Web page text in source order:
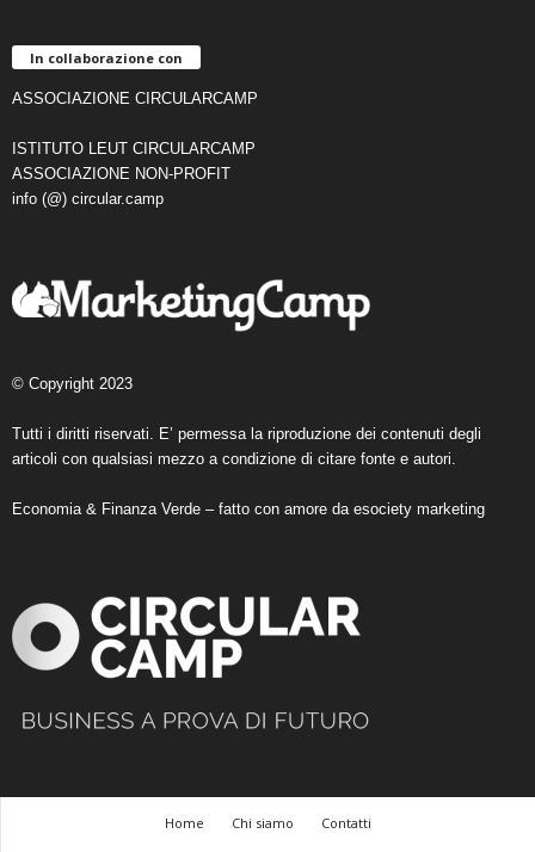
In collaborazione con
ASSOCIAZIONE CIRCULARCAMP
ISTITUTO LEUT CIRCULARCAMP
ASSOCIAZIONE NON-PROFIT
info (@) circular.camp
© Copyright 2023
Tutti i diritti riservati. E’ permessa la riproduzione dei contenuti degli
articoli con qualsiasi mezzo a condizione di citare fonte e autori.
Economia & Finanza Verde – fatto con amore da esociety marketing
Home Chi siamo
Contatti